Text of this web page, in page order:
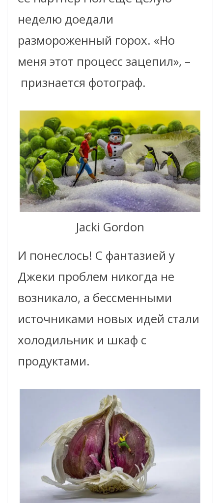
неделю доедали
размороженный горох. «Но
меня этот процесс зацепил», –
признается фотограф.
Jacki Gordon
И понеслось! С фантазией у
Джеки проблем никогда не
возникало, а бессменными
источниками новых идей стали
холодильник и шкаф с
продуктами.